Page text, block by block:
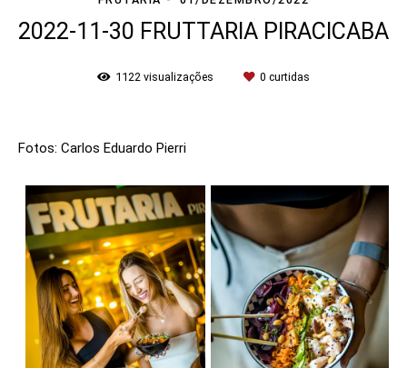
2022-11-30 FRUTTARIA PIRACICABA
1122 visualizações 0 curtidas
Fotos: Carlos Eduardo Pierri